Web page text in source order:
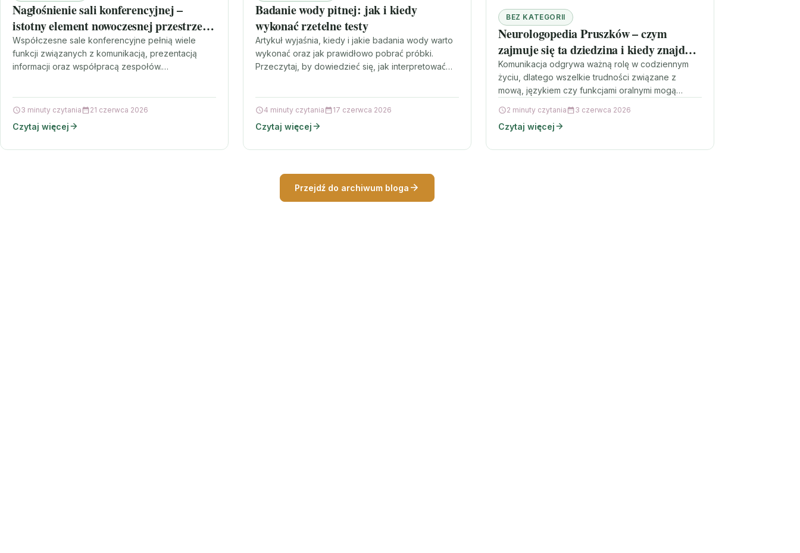
Nagłośnienie sali konferencyjnej –
istotny element nowoczesnej przestrzeni
biznesowej
Współczesne sale konferencyjne pełnią wiele
funkcji związanych z komunikacją, prezentacją
informacji oraz współpracą zespołów.
3 minuty czytania 21 czerwca 2026
Czytaj więcej
Badanie wody pitnej: jak i kiedy
wykonać rzetelne testy
Artykuł wyjaśnia, kiedy i jakie badania wody warto
wykonać oraz jak prawidłowo pobrać próbki.
Przeczytaj, by dowiedzieć się, jak interpretować
4 minuty czytania 17 czerwca 2026
Czytaj więcej
BEZ KATEGORII
Neurologopedia Pruszków – czym
zajmuje się ta dziedzina i kiedy znajduje
zastosowanie?
Komunikacja odgrywa ważną rolę w codziennym
życiu, dlatego wszelkie trudności związane z
mową, językiem czy funkcjami oralnymi mogą
dzieci,…
2 minuty czytania 3 czerwca 2026
Czytaj więcej
Przejdź do archiwum bloga